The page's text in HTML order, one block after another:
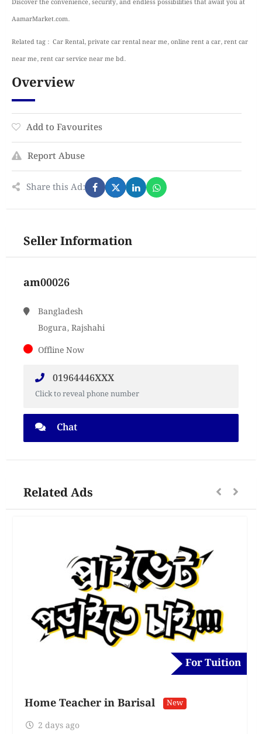
Discover the convenience, security, and endless possibilities that await you at
AamarMarket.com.
Related tag : Car Rental, private car rental near me, online rent a car, rent car
near me, rent car service near me bd.
Overview
Add to Favourites
Report Abuse
Share this Ad:
Seller Information
am00026
Bangladesh
Bogura, Rajshahi
Offline Now
01964446XXX
Click to reveal phone number
Chat
Related Ads
For Tuition
Home Teacher in Barisal New
2 days ago